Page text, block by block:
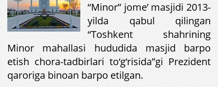
“Minor” jome’ masjidi 2013-
yilda qabul qilingan
“Toshkent shahrining
Minor mahallasi hududida masjid barpo
etish chora-tadbirlari to‘g‘risida”gi Prezident
qaroriga binoan barpo etilgan.